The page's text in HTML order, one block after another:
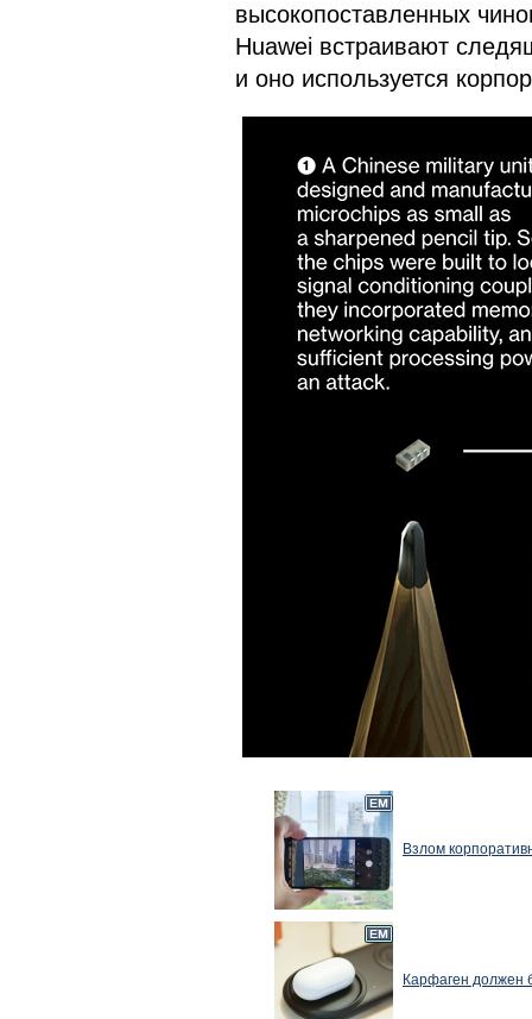
высокопоставленных
Huawei встраивают
и оно используется
Взлом
Карфаген должен